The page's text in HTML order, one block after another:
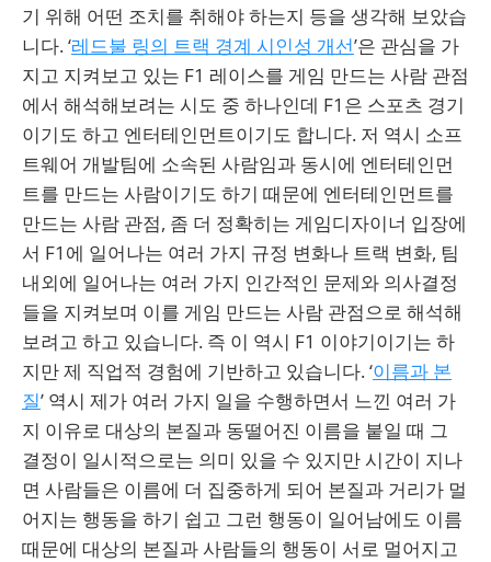
기 위해 어떤 조치를 취해야 하는지 등을 생각해 보았습
니다. ‘레드불 링의 트랙 경계 시인성 개선’은 관심을 가
지고 지켜보고 있는 F1 레이스를 게임 만드는 사람 관점
에서 해석해보려는 시도 중 하나인데 F1은 스포츠 경기
이기도 하고 엔터테인먼트이기도 합니다. 저 역시 소프
트웨어 개발팀에 소속된 사람임과 동시에 엔터테인먼
트를 만드는 사람이기도 하기 때문에 엔터테인먼트를
만드는 사람 관점, 좀 더 정확히는 게임디자이너 입장에
서 F1에 일어나는 여러 가지 규정 변화나 트랙 변화, 팀
내외에 일어나는 여러 가지 인간적인 문제와 의사결정
들을 지켜보며 이를 게임 만드는 사람 관점으로 해석해
보려고 하고 있습니다. 즉 이 역시 F1 이야기이기는 하
지만 제 직업적 경험에 기반하고 있습니다. ‘이름과 본
질’ 역시 제가 여러 가지 일을 수행하면서 느낀 여러 가
지 이유로 대상의 본질과 동떨어진 이름을 붙일 때 그
결정이 일시적으로는 의미 있을 수 있지만 시간이 지나
면 사람들은 이름에 더 집중하게 되어 본질과 거리가 멀
어지는 행동을 하기 쉽고 그런 행동이 일어남에도 이름
때문에 대상의 본질과 사람들의 행동이 서로 멀어지고